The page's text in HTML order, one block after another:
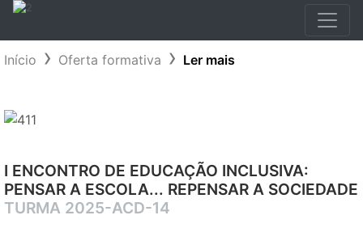
Início Oferta formativa Ler mais
I ENCONTRO DE EDUCAÇÃO INCLUSIVA:
PENSAR A ESCOLA... REPENSAR A SOCIEDADE
TURMA 2025-ACD-14